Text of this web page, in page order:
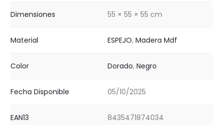
Dimensiones 55 × 55 × 55 cm
Material ESPEJO, Madera Mdf
Color Dorado, Negro
Fecha Disponible 05/10/2025
EAN13 8435471874034